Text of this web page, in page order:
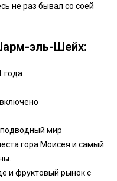
не раз бывал со соей
эль-Шейх:
года
мир
гора Моисея и самый
и фруктовый рынок с